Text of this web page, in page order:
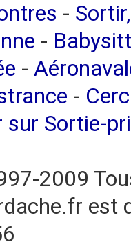
-
-
-
-
Sortie-
2009
est